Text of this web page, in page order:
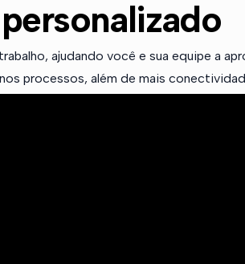
ajudando você e sua equipe a
processos, além de mais